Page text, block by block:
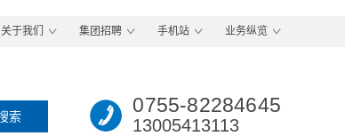
关于我们 集团招聘 手机站 业务纵览
0755-82284645
13005413113